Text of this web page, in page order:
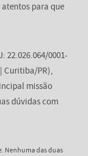
para que
22.026.064/0001-
Curitiba/PR),
missão
dúvidas com
Nenhuma das duas